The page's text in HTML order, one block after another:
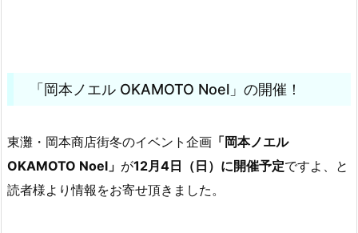
「岡本ノエル OKAMOTO Noel」の開催！
東灘・岡本商店街冬のイベント企画 「岡本ノエル
OKAMOTO Noel」 が12月4日（日）に開催予定ですよ、と
読者様より情報をお寄せ頂きました。